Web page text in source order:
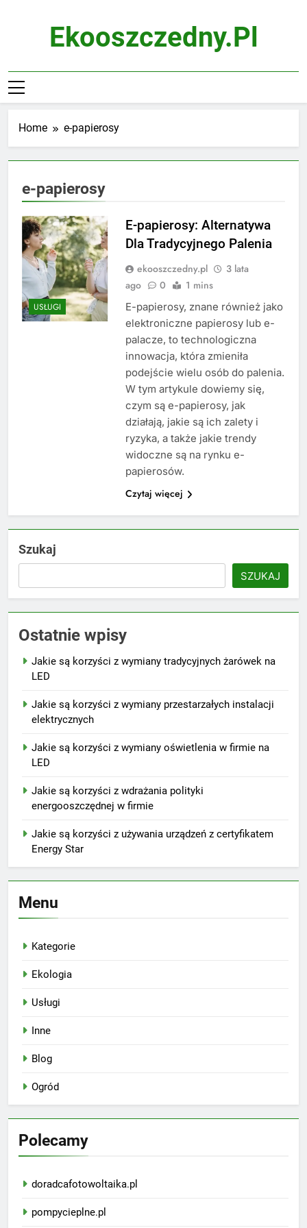
Ekooszczedny.pl
Home e-papierosy
e-papierosy
USŁUGI
E-papierosy: Alternatywa
Dla Tradycyjnego Palenia
ekooszczedny.pl
3 lata
ago
0 1 mins
E-papierosy, znane również jako
elektroniczne papierosy lub e-
palacze, to technologiczna
innowacja, która zmieniła
podejście wielu osób do palenia.
W tym artykule dowiemy się,
czym są e-papierosy, jak
działają, jakie są ich zalety i
ryzyka, a także jakie trendy
widoczne są na rynku e-
papierosów.
Czytaj więcej
Szukaj
SZUKAJ
Ostatnie wpisy
Jakie są korzyści z wymiany tradycyjnych żarówek na
LED
Jakie są korzyści z wymiany przestarzałych instalacji
elektrycznych
Jakie są korzyści z wymiany oświetlenia w firmie na
LED
Jakie są korzyści z wdrażania polityki
energooszczędnej w firmie
Jakie są korzyści z używania urządzeń z certyfikatem
Energy Star
Menu
Kategorie
Ekologia
Usługi
Inne
Blog
Ogród
Polecamy
doradcafotowoltaika.pl
pompycieplne.pl